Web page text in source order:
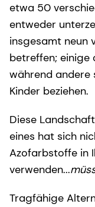
etwa 50
entweder
insgesamt neun
betreffen; einige
während andere
Kinder beziehen.
Diese
eines hat sich
Azofarbstoffe in
verwenden...
Tragfähige